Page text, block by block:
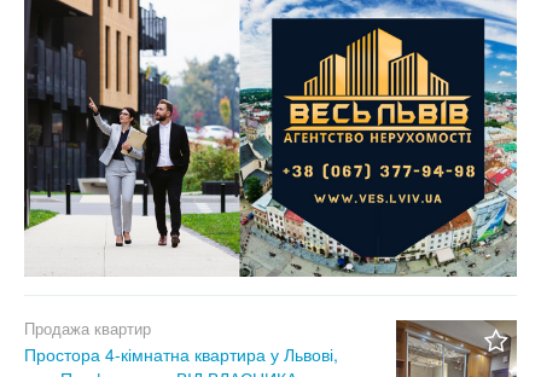
Продажа квартир
Простора 4-кімнатна квартира у Львові,